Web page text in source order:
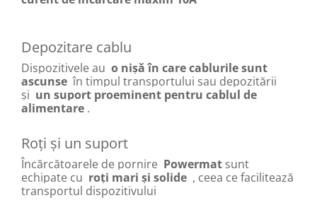
Depozitare cablu
Dispozitivele au o nișă în care cablurile sunt
ascunse în timpul transportului sau depozitării
și un suport proeminent pentru cablul de
alimentare .
Roți și un suport
Încărcătoarele de pornire Powermat sunt
echipate cu roți mari și solide , ceea ce facilitează
transportul dispozitivului